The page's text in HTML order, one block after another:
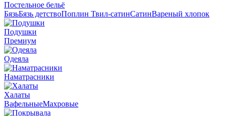
Постельное бельё
БязьБязь детствоПоплин Твил-сатинСатинВареный хлопок
Подушки
Премиум
Одеяла
Наматрасники
Халаты
ВафельныеМахровые